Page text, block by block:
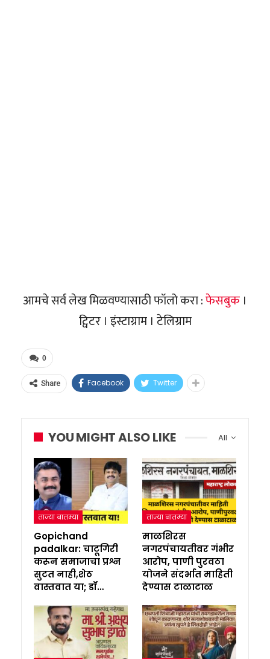
आमचे सर्व लेख मिळवण्यासाठी फॉलो करा :फेसबुक ।
ट्विटर । इंस्टाग्राम । टेलिग्राम
0
Share Facebook Twitter
All
YOU MIGHT ALSO LIKE
ताज्या बातम्या
Gopichand
padalkar: चाटूगिरी
करून समाजाचा प्रश्न
सुटत नाही,शेठ
वास्तवात या; डॉ…
ताज्या बातम्या
माळशिरस
नगरपंचायतीवर गंभीर
आरोप, पाणी पुरवठा
योजने संदर्भात माहिती
देण्यास टाळाटाळ